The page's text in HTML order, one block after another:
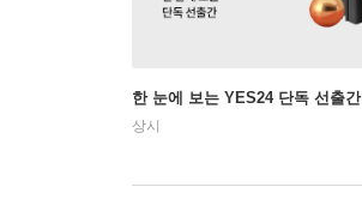
한 눈에 보는 YES24 단독 선출간
상시